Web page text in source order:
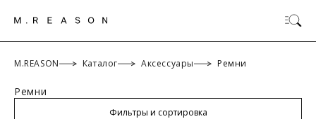
M.REASON Каталог Аксессуары Ремни
Ремни
Фильтры и сортировка
ОК